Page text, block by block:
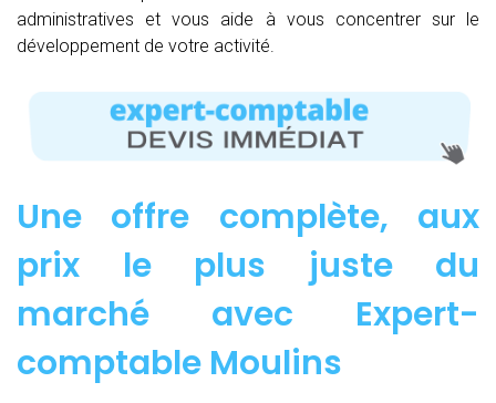
administratives et vous aide à vous concentrer sur le
développement de votre activité.
Une offre complète, aux
prix le plus juste du
marché avec Expert-
comptable Moulins